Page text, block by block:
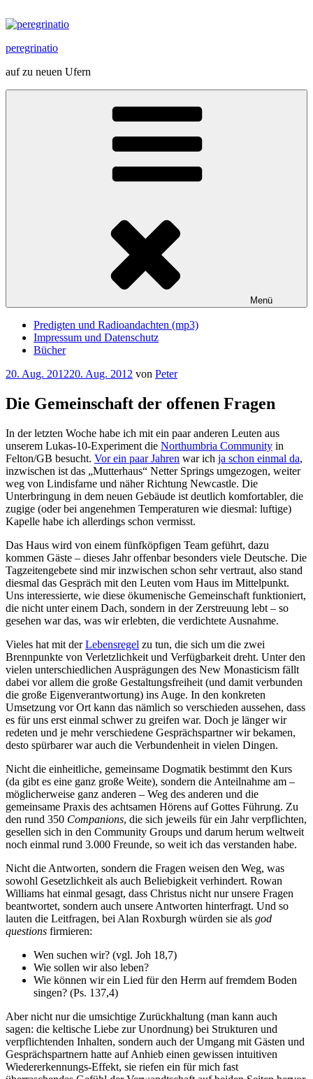
Inhalt
peregrinatio
auf zu neuen Ufern
Menü
Predigten und Radioandachten (mp3)
Impressum und Datenschutz
Bücher
Veröffentlicht
20. Aug. 201220. Aug. 2012 von Peter
Die Gemeinschaft der offenen Fragen
In der letzten Woche habe ich mit ein paar anderen Leuten aus
unserem Lukas-10-Experiment die Northumbria Community in
Felton/GB besucht. Vor ein paar Jahren war ich ja schon einmal da,
inzwischen ist das „Mutterhaus“ Netter Springs umgezogen, weiter
weg von Lindisfarne und näher Richtung Newcastle. Die
Unterbringung in dem neuen Gebäude ist deutlich komfortabler, die
zugige (oder bei angenehmen Temperaturen wie diesmal: luftige)
Kapelle habe ich allerdings schon vermisst.
Das Haus wird von einem fünfköpfigen Team geführt, dazu
kommen Gäste – dieses Jahr offenbar besonders viele Deutsche. Die
Tagzeitengebete sind mir inzwischen schon sehr vertraut, also stand
diesmal das Gespräch mit den Leuten vom Haus im Mittelpunkt.
Uns interessierte, wie diese ökumenische Gemeinschaft funktioniert,
die nicht unter einem Dach, sondern in der Zerstreuung lebt – so
gesehen war das, was wir erlebten, die verdichtete Ausnahme.
Vieles hat mit derLebensregel zu tun, die sich um die zwei
Brennpunkte von Verletzlichkeit und Verfügbarkeit dreht. Unter den
vielen unterschiedlichen Ausprägungen des New Monasticism fällt
dabei vor allem die große Gestaltungsfreiheit (und damit verbunden
die große Eigenverantwortung) ins Auge. In den konkreten
Umsetzung vor Ort kann das nämlich so verschieden aussehen, dass
es für uns erst einmal schwer zu greifen war. Doch je länger wir
redeten und je mehr verschiedene Gesprächspartner wir bekamen,
desto spürbarer war auch die Verbundenheit in vielen Dingen.
Nicht die einheitliche, gemeinsame Dogmatik bestimmt den Kurs
(da gibt es eine ganz große Weite), sondern die Anteilnahme am –
möglicherweise ganz anderen – Weg des anderen und die
gemeinsame Praxis des achtsamen Hörens auf Gottes Führung. Zu
den rund 350 Companions, die sich jeweils für ein Jahr verpflichten,
gesellen sich in den Community Groups und darum herum weltweit
noch einmal rund 3.000 Freunde, so weit ich das verstanden habe.
Nicht die Antworten, sondern die Fragen weisen den Weg, was
sowohl Gesetzlichkeit als auch Beliebigkeit verhindert. Rowan
Williams hat einmal gesagt, dass Christus nicht nur unsere Fragen
beantwortet, sondern auch unsere Antworten hinterfragt. Und so
lauten die Leitfragen, bei Alan Roxburgh würden sie als god
questions firmieren:
Wen suchen wir? (vgl. Joh 18,7)
Wie sollen wir also leben?
Wie können wir ein Lied für den Herrn auf fremdem Boden
singen? (Ps. 137,4)
Aber nicht nur die umsichtige Zurückhaltung (man kann auch
sagen: die keltische Liebe zur Unordnung) bei Strukturen und
verpflichtenden Inhalten, sondern auch der Umgang mit Gästen und
Gesprächspartnern hatte auf Anhieb einen gewissen intuitiven
Wiedererkennungs-Effekt, sie riefen ein für mich fast